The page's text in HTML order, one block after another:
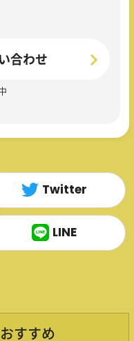
合わせ
Twitter
LINE
すすめ